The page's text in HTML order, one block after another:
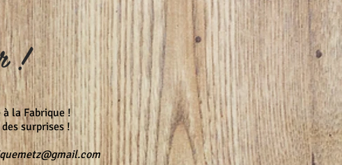
!
la Fabrique !
surprises !